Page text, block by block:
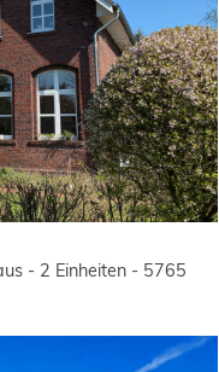
- 2 Einheiten - 5765